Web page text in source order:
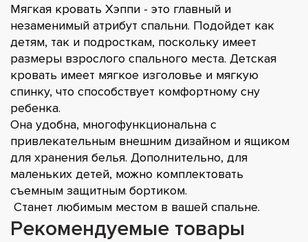
Мягкая кровать Хэппи - это главный и
незаменимый атрибут спальни. Подойдет как
детям, так и подросткам, поскольку имеет
размеры взрослого спального места. Детская
кровать имеет мягкое изголовье и мягкую
спинку, что способствует комфортному сну
ребенка.
Она удобна, многофункциональна с
привлекательным внешним дизайном и ящиком
для хранения белья. Дополнительно, для
маленьких детей, можно комплектовать
съемным защитным бортиком.
Станет любимым местом в вашей спальне.
Рекомендуемые товары